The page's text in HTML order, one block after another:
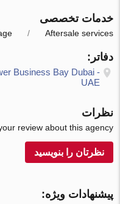
خدمات تخصصی
Aftersale services
دفاتر:
Business Bay Dubai -
UAE
نظرات
review about this agency.
نظرتان را بنویسید
پیشنهادات ویژه: